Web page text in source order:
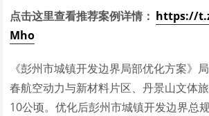
点击这里查看推荐案例详情： https://
Mho
《彭州市城镇开发边界局部优化方案》
春航空动力与新材料片区、丹景山文体
10公顷。优化后彭州市城镇开发边界总